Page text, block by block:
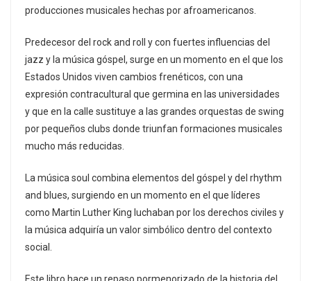
producciones musicales hechas por afroamericanos.
Predecesor del rock and roll y con fuertes influencias del
jazz y la música góspel, surge en un momento en el que los
Estados Unidos viven cambios frenéticos, con una
expresión contracultural que germina en las universidades
y que en la calle sustituye a las grandes orquestas de swing
por pequeños clubs donde triunfan formaciones musicales
mucho más reducidas.
La música soul combina elementos del góspel y del rhythm
and blues, surgiendo en un momento en el que líderes
como Martin Luther King luchaban por los derechos civiles y
la música adquiría un valor simbólico dentro del contexto
social.
Este libro hace un repaso pormenorizado de la historia del